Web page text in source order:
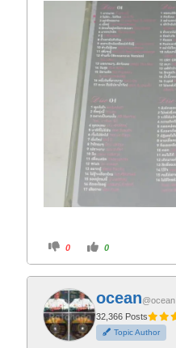
C
i
k
f
o
r
t
h
u
m
0
C
i
k
o
r
t
h
u
m
0
ocean@ocean
32,366 Posts
Topic Author